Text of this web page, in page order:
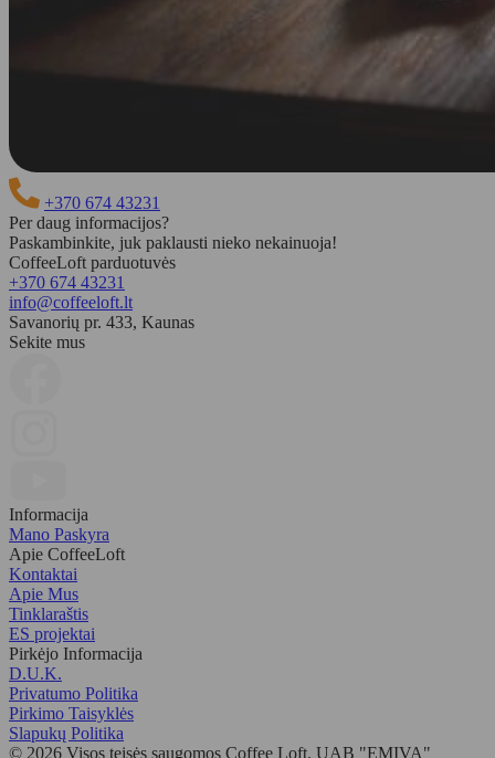
+370 674 43231
Per daug informacijos?
Paskambinkite, juk paklausti nieko nekainuoja!
CoffeeLoft parduotuvės
+370 674 43231
info@coffeeloft.lt
Savanorių pr. 433, Kaunas
Sekite mus
Informacija
Mano Paskyra
Apie CoffeeLoft
Kontaktai
Apie Mus
Tinklaraštis
ES projektai
Pirkėjo Informacija
D.U.K.
Privatumo Politika
Pirkimo Taisyklės
Slapukų Politika
© 2026 Visos teisės saugomos Coffee Loft. UAB "EMIVA"